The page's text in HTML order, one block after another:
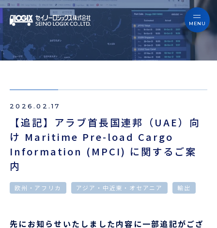
本船スケジュール
セイノーロジックスを知る
サービス
お役立ちブログ
よくあるご質問
ニュース
企業情報
セイノーロジックスを知る
事例
お役立ちブログ
よくあるご質問
ニュース
企業情報
2026.02.17
【追記】アラブ首長国連邦（UAE）向
け Maritime Pre-load Cargo
Information (MPCI) に関するご案
内
欧州・アフリカ アジア・中近東・オセアニア 輸出
先にお知らせいたしました内容に一部追記がござ